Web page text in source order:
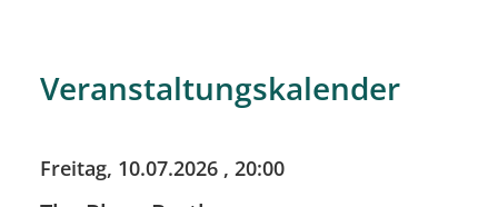
Veranstaltungskalender
Freitag, 10.07.2026 , 20:00